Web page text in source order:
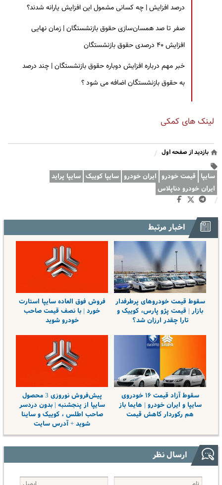
درصد افزایش | چه کسانی مشمول این افزایش یارانه شدند؟
صفر تا صد همسان‌سازی حقوق بازنشستگان | زمان نهایی
افزایش ۴۰ درصدی حقوق بازنشستگان
خبر مهم درباره افزایش دوباره حقوق بازنشستگان | چند درصد
به حقوق بازنشستگان اضافه می شود ؟
لینک های کمکی
بازدید از صفحه اول /
سایپا قیمت خودرو ایران خودرو سایپا کوییک سایپا پراید
ایران خودرو دناپلاس
/
اخبار مرتبط
سقوط قیمت خودروهای پرطرفدار
بازار | قیمت پژو پارس، کوییک و
تارا چقدر ارزان شد؟
فروش فوق العاده سایپا استارت
خورد | با نصف قیمت صاحب
خودرو شوید
سقوط آزاد قیمت ۱۶ خودروی
سایپا و ایران خودرو | هایما باز
هم رکوردار کاهش قیمت
پیش‌فروش نوروزی 3 محصول
سایپا از پنجشنبه | بدون دردسر
صاحب اطلس ، کوییک و ساینا
شوید + آدرس سایت
ارسال نظر